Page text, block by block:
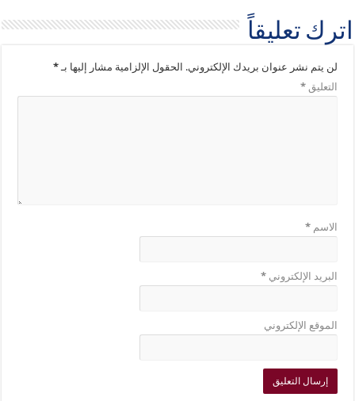
اترك تعليقاً
لن يتم نشر عنوان بريدك الإلكتروني. الحقول الإلزامية مشار إليها بـ*
التعليق*
الاسم*
البريد الإلكتروني*
الموقع الإلكتروني